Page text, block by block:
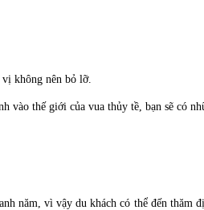
vị không nên bỏ lỡ.
vào thế giới của vua thủy tề, bạn sẽ có
năm, vì vậy du khách có thể đến thăm